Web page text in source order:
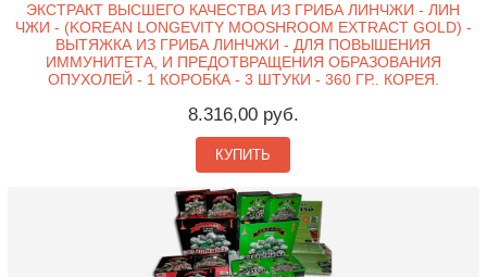
ЭКСТРАКТ ВЫСШЕГО КАЧЕСТВА ИЗ ГРИБА ЛИНЧЖИ - ЛИН
ЧЖИ - (KOREAN LONGEVITY MOOSHROOM EXTRACT GOLD) -
ВЫТЯЖКА ИЗ ГРИБА ЛИНЧЖИ - ДЛЯ ПОВЫШЕНИЯ
ИММУНИТЕТА, И ПРЕДОТВРАЩЕНИЯ ОБРАЗОВАНИЯ
ОПУХОЛЕЙ - 1 КОРОБКА - 3 ШТУКИ - 360 ГР.. КОРЕЯ.
8.316,00 руб.
КУПИТЬ